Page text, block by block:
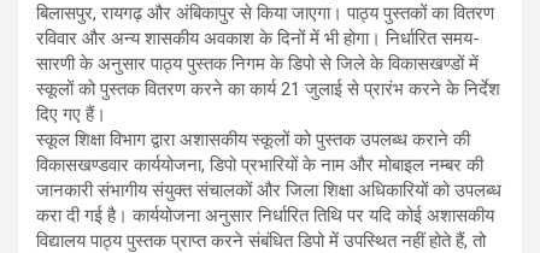
बिलासपुर, रायगढ़ और अंबिकापुर से किया जाएगा। पाठ्य पुस्तकों का वितरण
रविवार और अन्य शासकीय अवकाश के दिनों में भी होगा। निर्धारित समय-
सारणी के अनुसार पाठ्य पुस्तक निगम के डिपो से जिले के विकासखण्डों में
स्कूलों को पुस्तक वितरण करने का कार्य 21 जुलाई से प्रारंभ करने के निर्देश
दिए गए हैं।
स्कूल शिक्षा विभाग द्वारा अशासकीय स्कूलों को पुस्तक उपलब्ध कराने की
विकासखण्डवार कार्ययोजना, डिपो प्रभारियों के नाम और मोबाइल नम्बर की
जानकारी संभागीय संयुक्त संचालकों और जिला शिक्षा अधिकारियों को उपलब्ध
करा दी गई है। कार्ययोजना अनुसार निर्धारित तिथि पर यदि कोई अशासकीय
विद्यालय पाठ्य पुस्तक प्राप्त करने संबंधित डिपो में उपस्थित नहीं होते हैं, तो